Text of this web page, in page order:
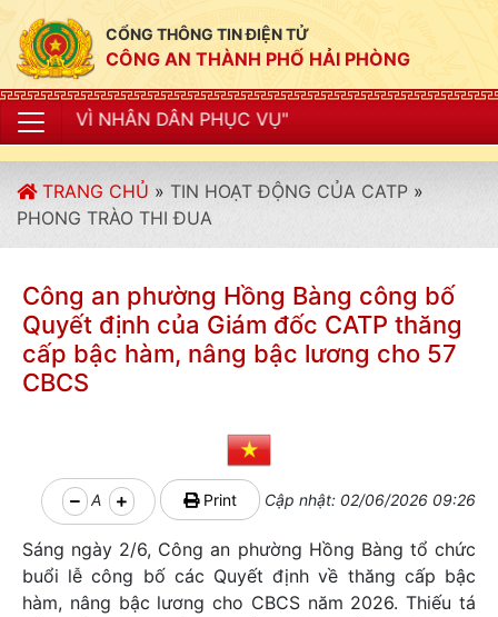
CỔNG THÔNG TIN ĐIỆN TỬ
CÔNG AN THÀNH PHỐ HẢI PHÒNG
VỤ"
TRANG CHỦ » TIN HOẠT ĐỘNG CỦA CATP »
PHONG TRÀO THI ĐUA
Công an phường Hồng Bàng công bố
Quyết định của Giám đốc CATP thăng
cấp bậc hàm, nâng bậc lương cho 57
CBCS
A Print Cập nhật: 02/06/2026 09:26
Sáng ngày 2/6, Công an phường Hồng Bàng tổ chức
buổi lễ công bố các Quyết định về thăng cấp bậc
hàm, nâng bậc lương cho CBCS năm 2026. Thiếu tá